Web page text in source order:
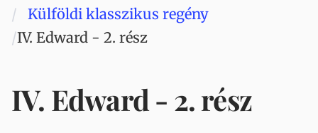
Külföldi klasszikus regény
IV. Edward - 2. rész
IV. Edward - 2. rész